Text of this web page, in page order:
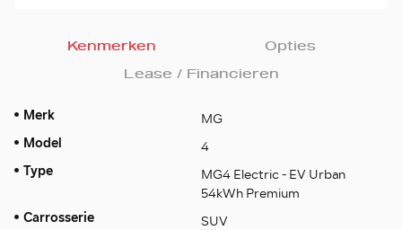
Kenmerken
Opties
Lease / Financieren
Merk MG
Model 4
Type
MG4 Electric - EV Urban
54kWh Premium
Carrosserie SUV